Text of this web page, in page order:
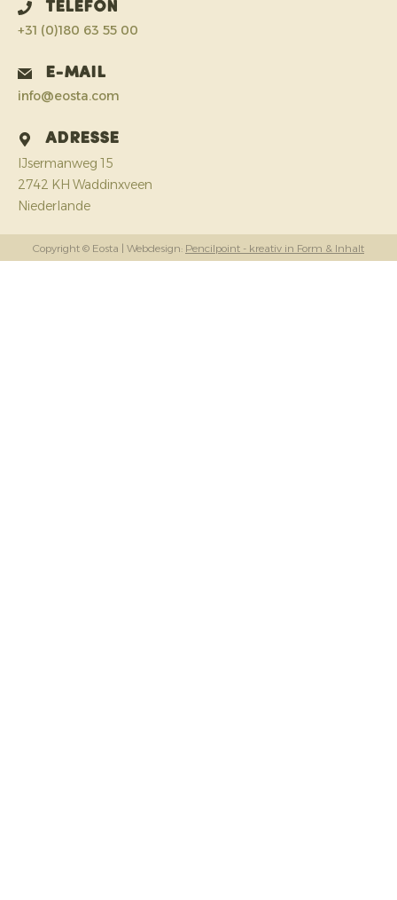
Telefon
+31 (0)180 63 55 00
E-Mail
info@eosta.com
Adresse
IJsermanweg 15
2742 KH Waddinxveen
Niederlande
Copyright © Eosta | Webdesign: Pencilpoint - kreativ in Form & Inhalt